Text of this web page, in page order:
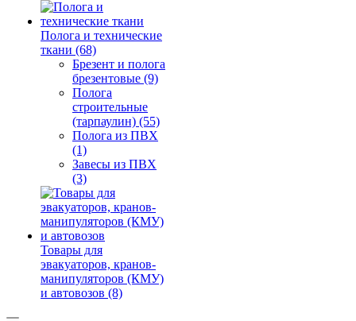
Полога и технические
ткани (68)
Брезент и полога
брезентовые (9)
Полога
строительные
(тарпаулин) (55)
Полога из ПВХ
(1)
Завесы из ПВХ
(3)
Товары для
эвакуаторов, кранов-
манипуляторов (КМУ)
и автовозов (8)